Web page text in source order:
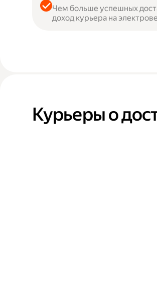
Чем больше успешных
доход курьера на
Курьеры о